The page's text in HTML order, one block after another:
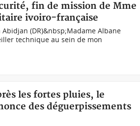
fin de mission de Mme
ivoiro-française
(DR)&nbsp;Madame Albane
technique au sein de mon
les fortes pluies, le
des déguerpissements